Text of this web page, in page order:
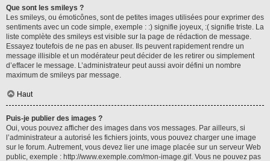
Que sont les smileys ?
Les smileys, ou émoticônes, sont de petites images utilisées pour exprimer des
sentiments avec un code simple, exemple : :) signifie joyeux, :( signifie triste. La
liste complète des smileys est visible sur la page de rédaction de message.
Essayez toutefois de ne pas en abuser. Ils peuvent rapidement rendre un
message illisible et un modérateur peut décider de les retirer ou simplement
d’effacer le message. L’administrateur peut aussi avoir défini un nombre
maximum de smileys par message.
Haut
Puis-je publier des images ?
Oui, vous pouvez afficher des images dans vos messages. Par ailleurs, si
l’administrateur a autorisé les fichiers joints, vous pouvez charger une image
sur le forum. Autrement, vous devez lier une image placée sur un serveur Web
public, exemple : http://www.exemple.com/mon-image.gif. Vous ne pouvez pas